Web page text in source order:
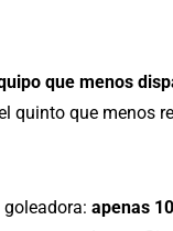
que menos
quinto que menos
apenas